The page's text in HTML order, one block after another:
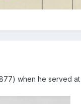
when he served